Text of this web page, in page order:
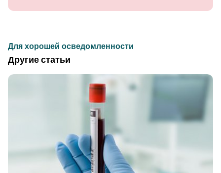
Для хорошей осведомленности
Другие статьи